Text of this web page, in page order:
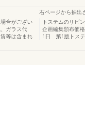
合がござい
ガラス代
等は含まれ
右ページから抽出
トステムのリビ
企画編集頒布価
1日 第1版トス